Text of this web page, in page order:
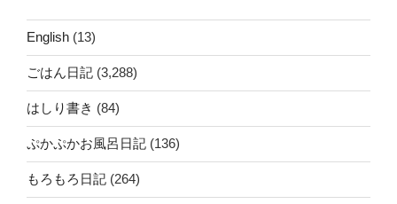
English (13)
ごはん日記 (3,288)
はしり書き (84)
ぷかぷかお風呂日記 (136)
もろもろ日記 (264)